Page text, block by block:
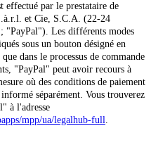
effectué par le prestataire de
et Cie, S.C.A. (22-24
"PayPal"). Les différents modes
sous un bouton désigné en
dans le processus de commande
"PayPal" peut avoir recours à
où des conditions de paiement
séparément. Vous trouverez
à l'adresse
mpp/ua/legalhub-full.